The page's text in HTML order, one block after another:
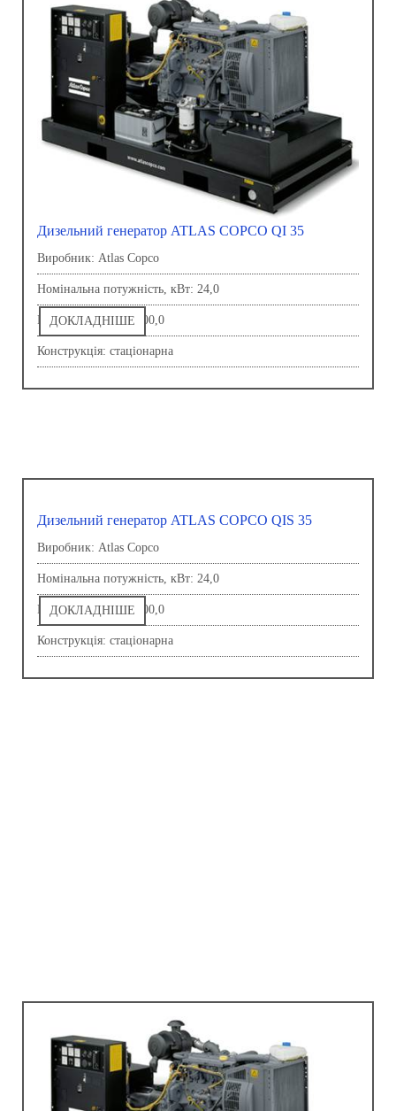
Дизельний генератор ATLAS COPCO QI 35
Виробник: Atlas Copco
Номінальна потужність, кВт: 24,0
Напруга, В: 230,0-400,0
Конструкція: стаціонарна
ДОКЛАДНІШЕ
Дизельний генератор ATLAS COPCO QIS 35
Виробник: Atlas Copco
Номінальна потужність, кВт: 24,0
Напруга, В: 230,0-400,0
Конструкція: стаціонарна
ДОКЛАДНІШЕ